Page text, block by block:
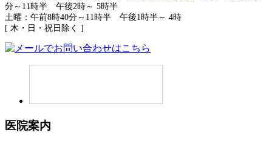
分～11時半 午後2時～ 5時半
土曜：午前8時40分～11時半 午後1時半～ 4時
[ 木・日・祝日除く ]
医院案内